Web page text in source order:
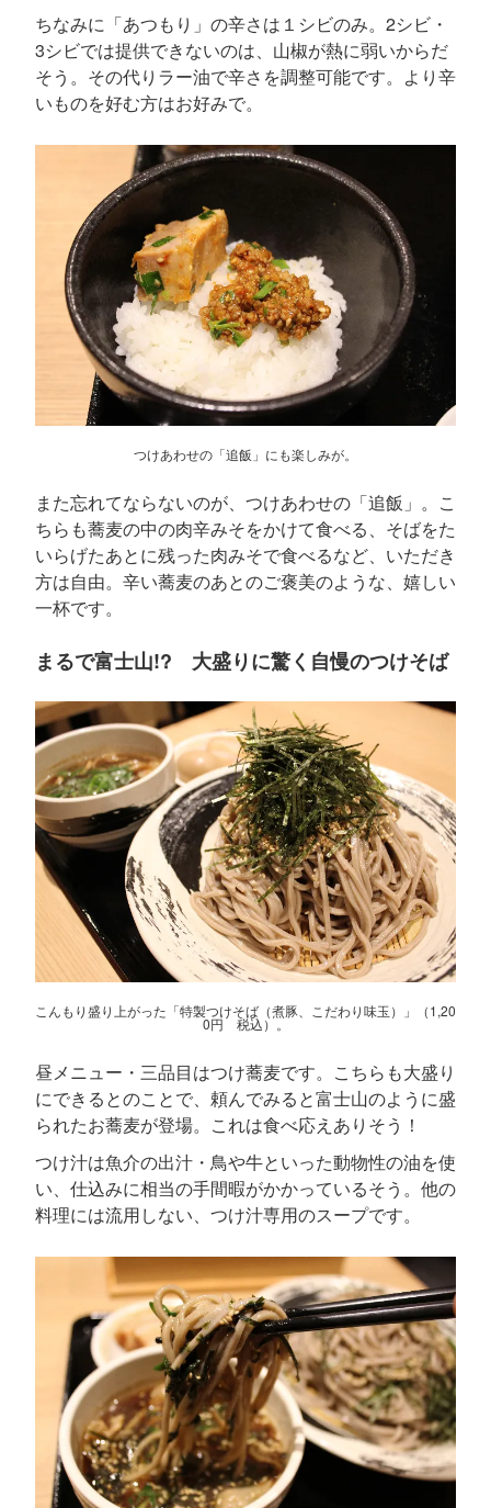
ちなみに「あつもり」の辛さは１シビのみ。2シビ・
3シビでは提供できないのは、山椒が熱に弱いからだ
そう。その代りラー油で辛さを調整可能です。より辛
いものを好む方はお好みで。
つけあわせの「追飯」にも楽しみが。
また忘れてならないのが、つけあわせの「追飯」。こ
ちらも蕎麦の中の肉辛みそをかけて食べる、そばをた
いらげたあとに残った肉みそで食べるなど、いただき
方は自由。辛い蕎麦のあとのご褒美のような、嬉しい
一杯です。
まるで富士山!? 大盛りに驚く自慢のつけそば
こんもり盛り上がった「特製つけそば（煮豚、こだわり味玉）」（1,20
0円 税込）。
昼メニュー・三品目はつけ蕎麦です。こちらも大盛り
にできるとのことで、頼んでみると富士山のように盛
られたお蕎麦が登場。これは食べ応えありそう！
つけ汁は魚介の出汁・鳥や牛といった動物性の油を使
い、仕込みに相当の手間暇がかかっているそう。他の
料理には流用しない、つけ汁専用のスープです。